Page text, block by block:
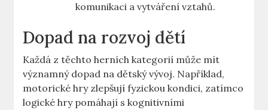
komunikaci a vytváření vztahů.
Dopad na rozvoj dětí
Každá z těchto herních kategorií může mít
významný dopad na dětský vývoj. Například,
motorické hry zlepšují fyzickou kondici, zatímco
logické hry pomáhají s kognitivními